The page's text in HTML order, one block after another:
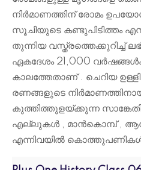
നിർമാണത്തിന് രോമം
സൂചിയുടെ കണ്ടുപിടിത്തം
തുന്നിയ വസ്ത്രത്തെക്കുറിച്ച്
ഏകദേശം 21,000
കാലത്തേതാണ് . ചെറിയ
രണങ്ങളുടെ
കുത്തിത്തുളയ്ക്കുന്ന
എല്ലുകൾ , മാൻകൊമ്പ് ,
എന്നിവയിൽ